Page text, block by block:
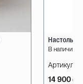
В наличии
Артикул:
14 900 ₽